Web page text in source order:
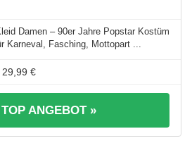
Damen – 90er Jahre Popstar Kostüm
Karneval, Fasching, Mottopart ...
29,99 €
ANGEBOT »